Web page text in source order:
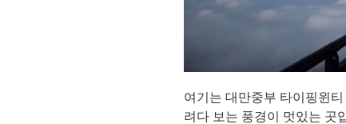
여기는 대만중부 타이핑윈
려다 보는 풍경이 멋있는 곳